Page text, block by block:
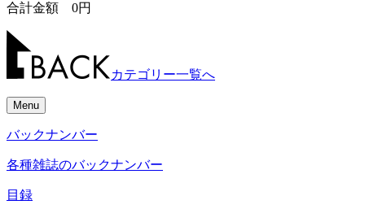
合計金額 0円
カテゴリー一覧へ
Menu
バックナンバー
各種雑誌のバックナンバー
目録